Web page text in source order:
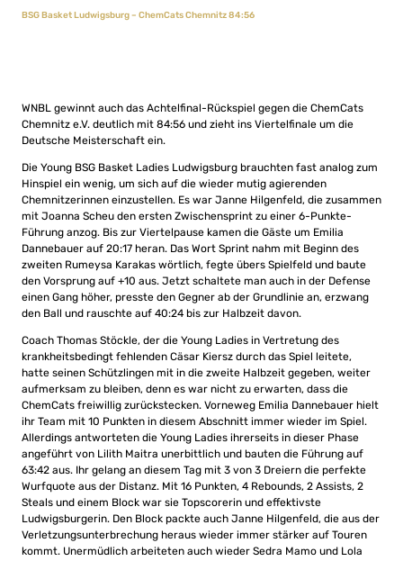
BSG Basket Ludwigsburg – ChemCats Chemnitz 84:56
WNBL gewinnt auch das Achtelfinal-Rückspiel gegen die ChemCats
Chemnitz e.V. deutlich mit 84:56 und zieht ins Viertelfinale um die
Deutsche Meisterschaft ein.
Die Young BSG Basket Ladies Ludwigsburg brauchten fast analog zum
Hinspiel ein wenig, um sich auf die wieder mutig agierenden
Chemnitzerinnen einzustellen. Es war Janne Hilgenfeld, die zusammen
mit Joanna Scheu den ersten Zwischensprint zu einer 6-Punkte-
Führung anzog. Bis zur Viertelpause kamen die Gäste um Emilia
Dannebauer auf 20:17 heran. Das Wort Sprint nahm mit Beginn des
zweiten Rumeysa Karakas wörtlich, fegte übers Spielfeld und baute
den Vorsprung auf +10 aus. Jetzt schaltete man auch in der Defense
einen Gang höher, presste den Gegner ab der Grundlinie an, erzwang
den Ball und rauschte auf 40:24 bis zur Halbzeit davon.
Coach Thomas Stöckle, der die Young Ladies in Vertretung des
krankheitsbedingt fehlenden Cäsar Kiersz durch das Spiel leitete,
hatte seinen Schützlingen mit in die zweite Halbzeit gegeben, weiter
aufmerksam zu bleiben, denn es war nicht zu erwarten, dass die
ChemCats freiwillig zurückstecken. Vorneweg Emilia Dannebauer hielt
ihr Team mit 10 Punkten in diesem Abschnitt immer wieder im Spiel.
Allerdings antworteten die Young Ladies ihrerseits in dieser Phase
angeführt von Lilith Maitra unerbittlich und bauten die Führung auf
63:42 aus. Ihr gelang an diesem Tag mit 3 von 3 Dreiern die perfekte
Wurfquote aus der Distanz. Mit 16 Punkten, 4 Rebounds, 2 Assists, 2
Steals und einem Block war sie Topscorerin und effektivste
Ludwigsburgerin. Den Block packte auch Janne Hilgenfeld, die aus der
Verletzungsunterbrechung heraus wieder immer stärker auf Touren
kommt. Unermüdlich arbeiteten auch wieder Sedra Mamo und Lola